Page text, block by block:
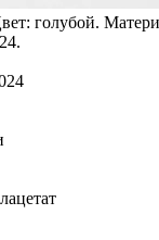
голубой.